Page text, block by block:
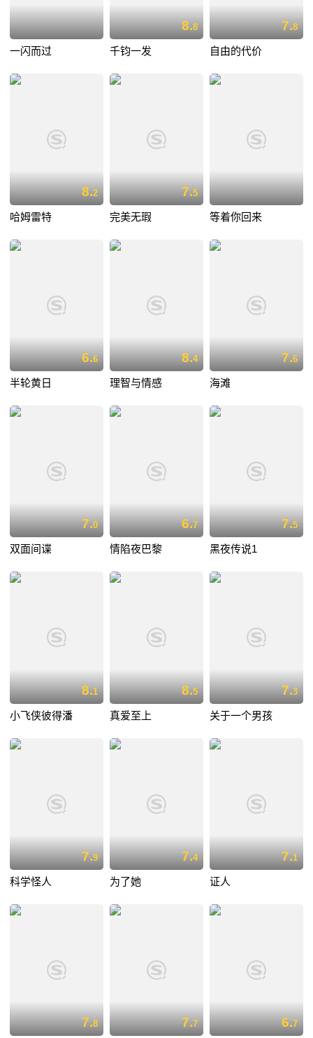
一闪而过
8.8
千钧一发
7.8
自由的代价
8.2
哈姆雷特
7.5
完美无瑕 等着你回来
6.6
半轮黄日
8.4
理智与情感
7.6
海滩
7.0
双面间谍
6.7
情陷夜巴黎
7.5
黑夜传说1
8.1
小飞侠彼得潘
8.5
真爱至上
7.3
关于一个男孩
7.9
科学怪人
7.4
为了她
7.1
证人
7.8 7.7 6.7